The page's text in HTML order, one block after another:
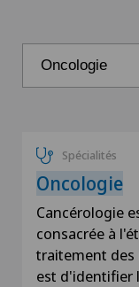
Spécialités
Oncologie
Cancérologie
consacrée à
traitement des
est d'identifier